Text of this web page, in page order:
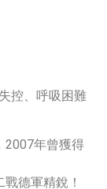
控、呼吸困難
2007年曾獲得